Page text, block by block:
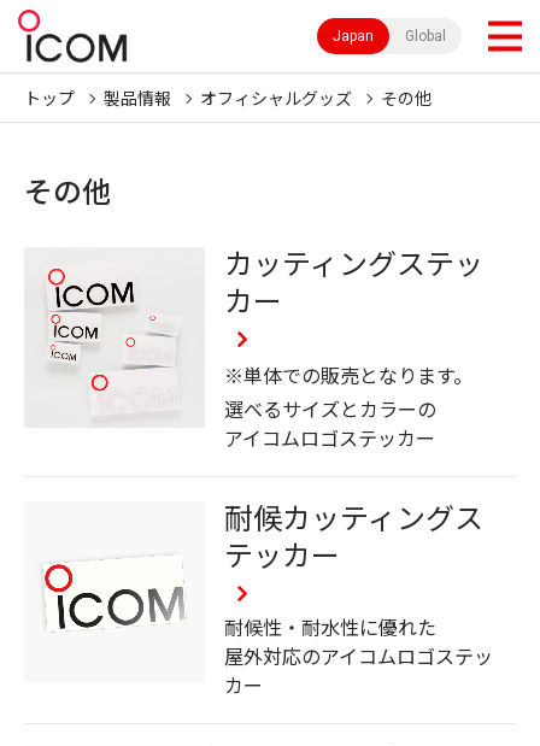
Japan Global
トップ 製品情報 オフィシャルグッズ その他
その他
カッティングステッ
カー
※単体での販売となります。
選べるサイズとカラーの
アイコムロゴステッカー
耐候カッティングス
テッカー
耐候性・耐水性に優れた
屋外対応のアイコムロゴステッ
カー